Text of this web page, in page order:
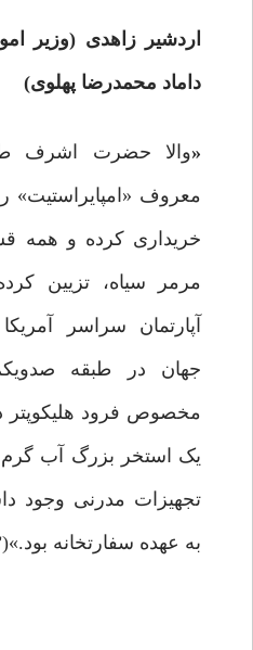
اردشیر زاهدی (وزیر
داماد محمدرضا پهلوی)
«والا حضرت اشرف
معروف «امپایراستیت»
خریداری کرده و همه
مرمر سیاه، تزیین
آپارتمان سراسر
جهان در طبقه
مخصوص فرود هلیکوپتر
یک استخر بزرگ آب
تجهیزات مدرنی وجود
به عهده سفارتخانه بود.»(۳)